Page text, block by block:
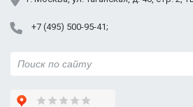
+7 (495) 500-95-41